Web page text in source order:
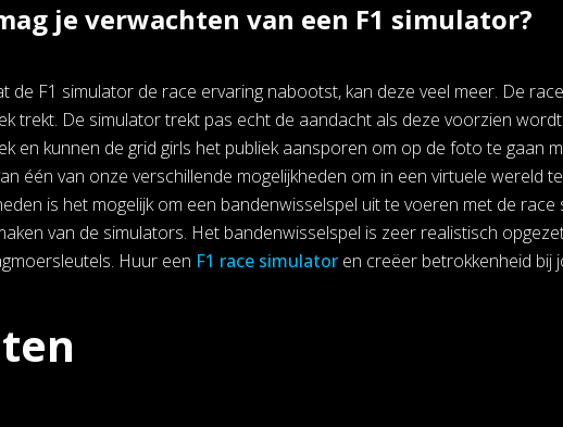
je verwachten van een F1 simulator?
de F1 simulator de race ervaring nabootst, kan deze veel meer. De
trekt. De simulator trekt pas echt de aandacht als deze voorzien
en kunnen de grid girls het publiek aansporen om op de foto te gaan
één van onze verschillende mogelijkheden om in een virtuele wereld
is het mogelijk om een bandenwisselspel uit te voeren met de
van de simulators. Het bandenwisselspel is zeer realistisch
Huur een F1 race simulator en creëer betrokkenheid bij